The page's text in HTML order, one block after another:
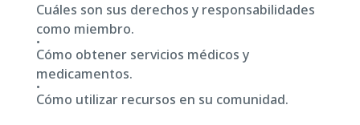
Cuáles son sus derechos y responsabilidades
como miembro.
Cómo obtener servicios médicos y
medicamentos.
Cómo utilizar recursos en su comunidad.